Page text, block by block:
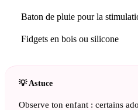
Baton de pluie pour la
Fidgets en bois ou silicone
Observe ton enfant : certains